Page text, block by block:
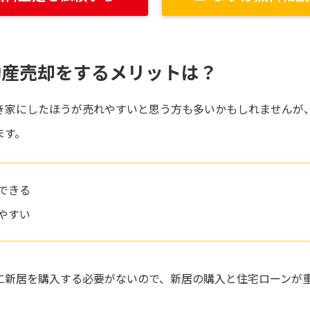
売却をするメリットは？
にしたほうが売れやすいと思う方も多いかもしれませんが
。
きる
すい
居を購入する必要がないので、新居の購入と住宅ローンが